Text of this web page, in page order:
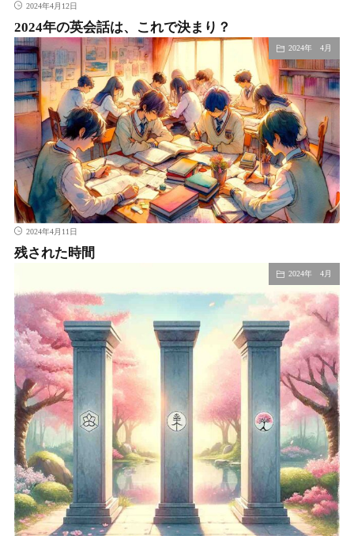
2024年4月12日
2024年の英会話は、これで決まり？
2024年 4月
2024年4月11日
残された時間
2024年 4月